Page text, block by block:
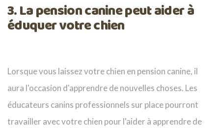
3. La pension canine peut aider à
éduquer votre chien
Lorsque vous laissez votre chien en pension canine, il
aura l'occasion d'apprendre de nouvelles choses. Les
éducateurs canins professionnels sur place pourront
travailler avec votre chien pour l'aider à apprendre de